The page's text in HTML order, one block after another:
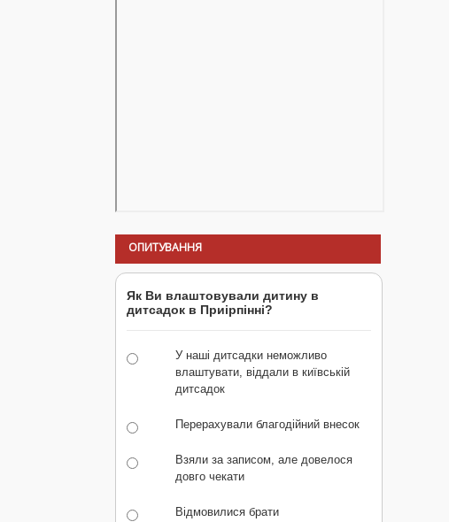
ОПИТУВАННЯ
Як Ви влаштовували дитину в
дитсадок в Приірпінні?
У наші дитсадки неможливо
влаштувати, віддали в київській
дитсадок
Перерахували благодійний внесок
Взяли за записом, але довелося
довго чекати
Відмовилися брати